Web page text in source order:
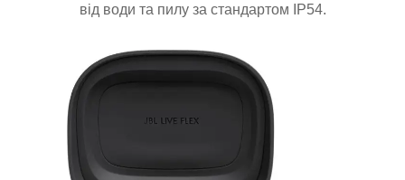
від води та пилу за стандартом IP54.